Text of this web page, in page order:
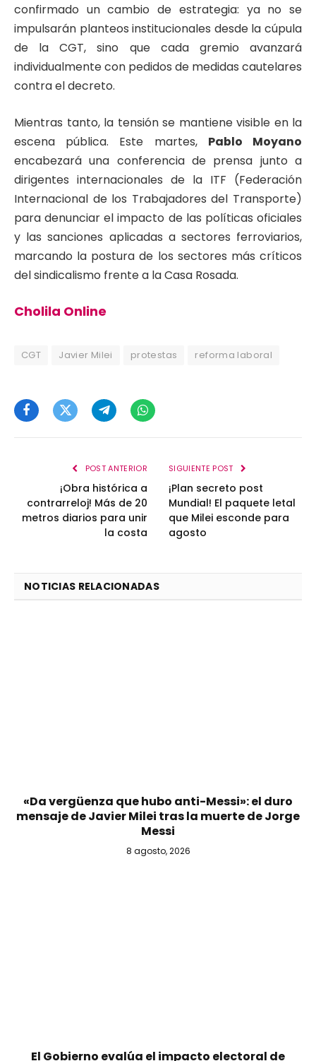
confirmado un cambio de estrategia: ya no se
impulsarán planteos institucionales desde la cúpula
de la CGT, sino que cada gremio avanzará
individualmente con pedidos de medidas cautelares
contra el decreto.
Mientras tanto, la tensión se mantiene visible en la
escena pública. Este martes, Pablo Moyano
encabezará una conferencia de prensa junto a
dirigentes internacionales de la ITF (Federación
Internacional de los Trabajadores del Transporte)
para denunciar el impacto de las políticas oficiales
y las sanciones aplicadas a sectores ferroviarios,
marcando la postura de los sectores más críticos
del sindicalismo frente a la Casa Rosada.
Cholila Online
CGT Javier Milei protestas reforma laboral
FacebookTwitterTelegramWhatsApp
POST ANTERIOR
¡Obra histórica a
contrarreloj! Más de 20
metros diarios para unir
la costa
SIGUIENTE POST
¡Plan secreto post
Mundial! El paquete letal
que Milei esconde para
agosto
NOTICIAS RELACIONADAS
«Da vergüenza que hubo anti-Messi»: el duro
mensaje de Javier Milei tras la muerte de Jorge
Messi
8 agosto, 2026
El Gobierno evalúa el impacto electoral de